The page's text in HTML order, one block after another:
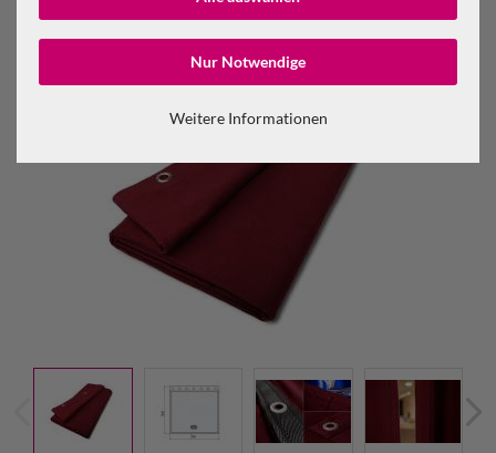
Nur Notwendige
Weitere Informationen
Konto erstellen
bordeauxrot, B=3m (geöst) x H=3m